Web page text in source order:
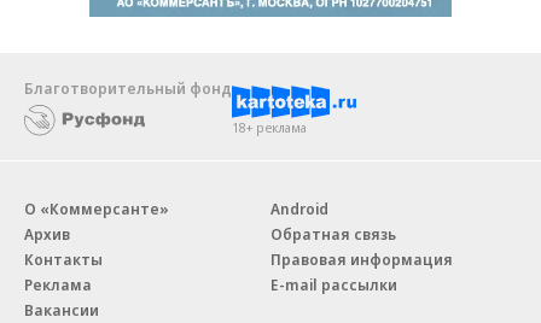
Благотворительный фонд
18+ реклама
О «Коммерсанте»
Архив
Контакты
Реклама
Вакансии
Android
Обратная связь
Правовая информация
E-mail рассылки